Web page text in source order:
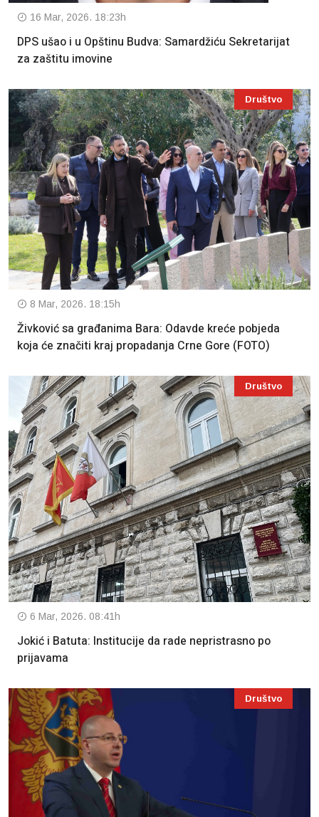
16 Mar, 2026. 18:23h
DPS ušao i u Opštinu Budva: Samardžiću Sekretarijat
za zaštitu imovine
Društvo
8 Mar, 2026. 18:15h
Živković sa građanima Bara: Odavde kreće pobjeda
koja će značiti kraj propadanja Crne Gore (FOTO)
Društvo
6 Mar, 2026. 08:41h
Jokić i Batuta: Institucije da rade nepristrasno po
prijavama
Društvo